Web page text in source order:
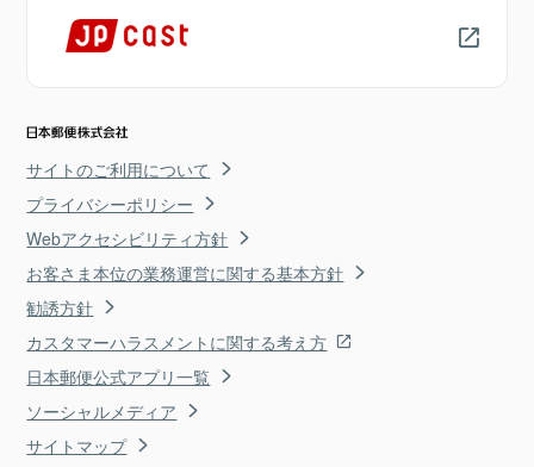
サイトのご利用について
プライバシーポリシー
Webアクセシビリティ方針
お客さま本位の業務運営に関する基本方針
勧誘方針
カスタマーハラスメントに関する考え方
日本郵便公式アプリ一覧
ソーシャルメディア
サイトマップ